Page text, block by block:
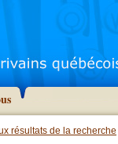
résultats de la recherche